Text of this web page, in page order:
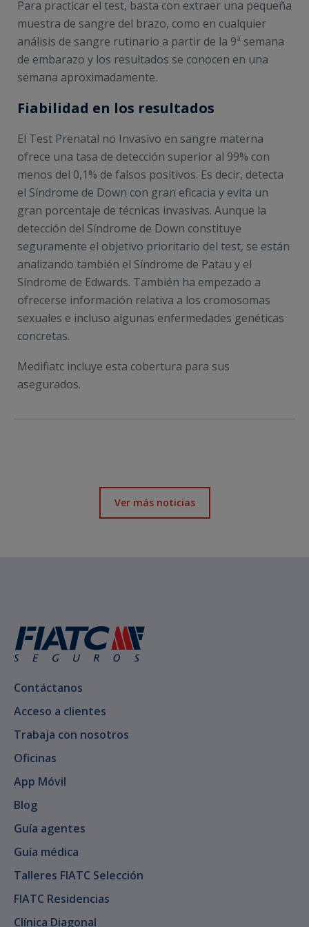
Para practicar el test, basta con extraer una pequeña
muestra de sangre del brazo, como en cualquier
análisis de sangre rutinario a partir de la 9ª semana
de embarazo y los resultados se conocen en una
semana aproximadamente.
Fiabilidad en los resultados
El Test Prenatal no Invasivo en sangre materna
ofrece una tasa de detección superior al 99% con
menos del 0,1% de falsos positivos. Es decir, detecta
el Síndrome de Down con gran eficacia y evita un
gran porcentaje de técnicas invasivas. Aunque la
detección del Síndrome de Down constituye
seguramente el objetivo prioritario del test, se están
analizando también el Síndrome de Patau y el
Síndrome de Edwards. También ha empezado a
ofrecerse información relativa a los cromosomas
sexuales e incluso algunas enfermedades genéticas
concretas.
Medifiatc incluye esta cobertura para sus
asegurados.
Ver más noticias
Contáctanos
Acceso a clientes
Trabaja con nosotros
Oficinas
App Móvil
Blog
Guía agentes
Guía médica
Talleres FIATC Selección
FIATC Residencias
Clínica Diagonal